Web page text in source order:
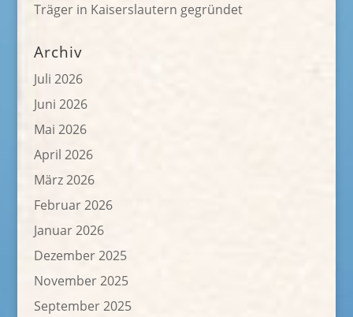
Träger in Kaiserslautern gegründet
Archiv
Juli 2026
Juni 2026
Mai 2026
April 2026
März 2026
Februar 2026
Januar 2026
Dezember 2025
November 2025
September 2025